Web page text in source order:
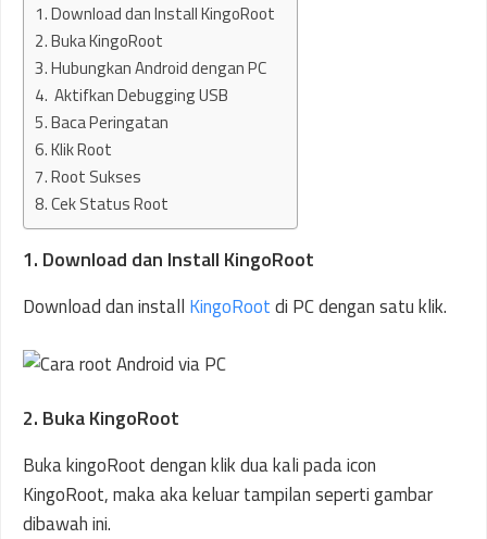
1. Download dan Install KingoRoot
2. Buka KingoRoot
3. Hubungkan Android dengan PC
4. Aktifkan Debugging USB
5. Baca Peringatan
6. Klik Root
7. Root Sukses
8. Cek Status Root
1. Download dan Install KingoRoot
Download dan install KingoRootdi PC dengan satu klik.
2. Buka KingoRoot
Buka kingoRoot dengan klik dua kali pada icon
KingoRoot, maka aka keluar tampilan seperti gambar
dibawah ini.